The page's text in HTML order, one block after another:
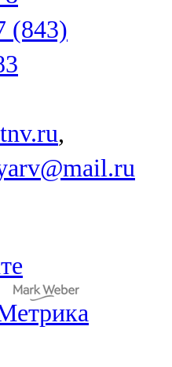
(843)
,